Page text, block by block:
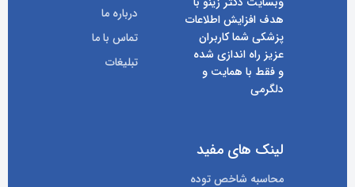
هدف افزایش اطلاعات
پزشکی شما کاربران
عزیز راه اندازی شده
و فقط با همایت و
دلگرمی
درباره ما
تماس با ما
تبلیغات
لینک های مفید
محاسبه شاخص توده